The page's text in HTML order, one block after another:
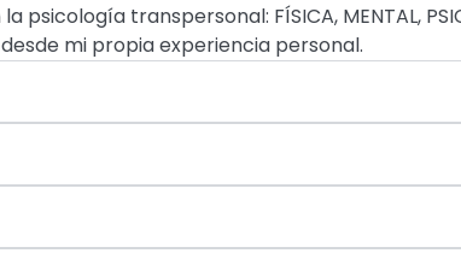
transpersonal: FÍSICA, MENTAL,
mi propia experiencia personal.